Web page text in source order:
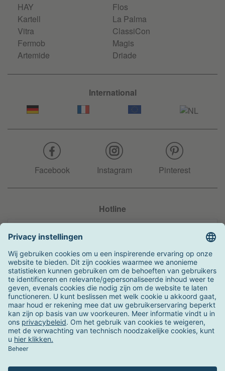
HAY
Kartell
Vitra
Fermob
Artemide
Flos
La Palma
ClassiCon
Magis
Driade
International
Facebook Instagram Pinterest
Hotline
Zo kunt u betalen
Verzending